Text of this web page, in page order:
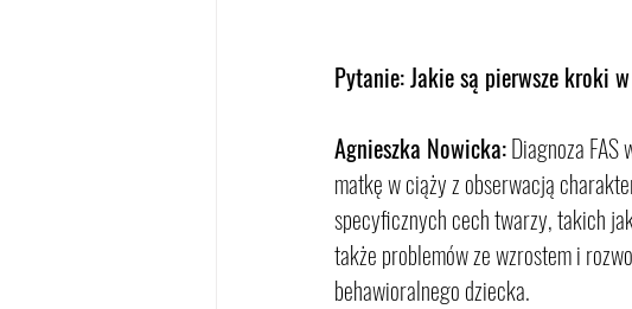
Pytanie: Jakie są pierwsze kroki
Agnieszka Nowicka: Diagnoza
matkę w ciąży z obserwacją
specyficznych cech twarzy, takich
także problemów ze wzrostem i
behawioralnego dziecka.